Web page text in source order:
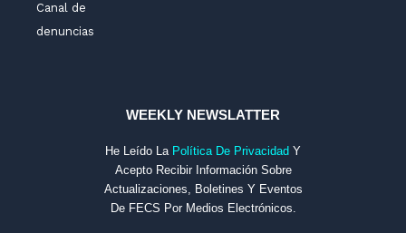
Canal de
denuncias
WEEKLY NEWSLATTER
He Leído La Política De Privacidad Y
Acepto Recibir Información Sobre
Actualizaciones, Boletines Y Eventos
De FECS Por Medios Electrónicos.